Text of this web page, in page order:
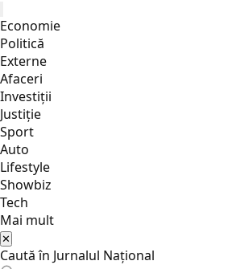
Economie
Politică
Externe
Afaceri
Investiții
Justiţie
Sport
Auto
Lifestyle
Showbiz
Tech
Mai mult
✕
Caută în Jurnalul Național